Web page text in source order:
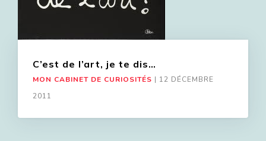
C’est de l’art, je te dis…
MON CABINET DE CURIOSITÉS | 12 DÉCEMBRE
2011